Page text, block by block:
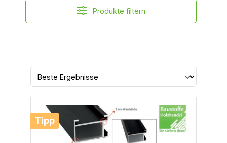
Produkte filtern
Tipp